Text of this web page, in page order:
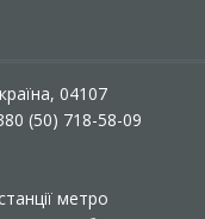
04107
(50) 718-58-09
метро